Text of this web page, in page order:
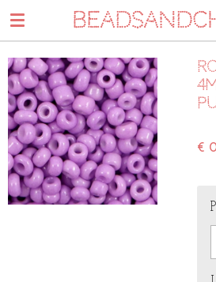
Ga
direct
naar
de
hoofdinhoud
€